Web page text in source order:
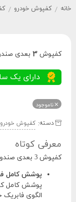
خانه / کفپوش خودرو /
کفپوش 3 بعدی صندوق عقب سابرینا
ناموجود
دسته: کفپوش خودرو
معرفی کوتاه
کفپوش 3 بعدی صندوق عقب سابرینا
پوشش کامل
پوشش کامل
الگوی